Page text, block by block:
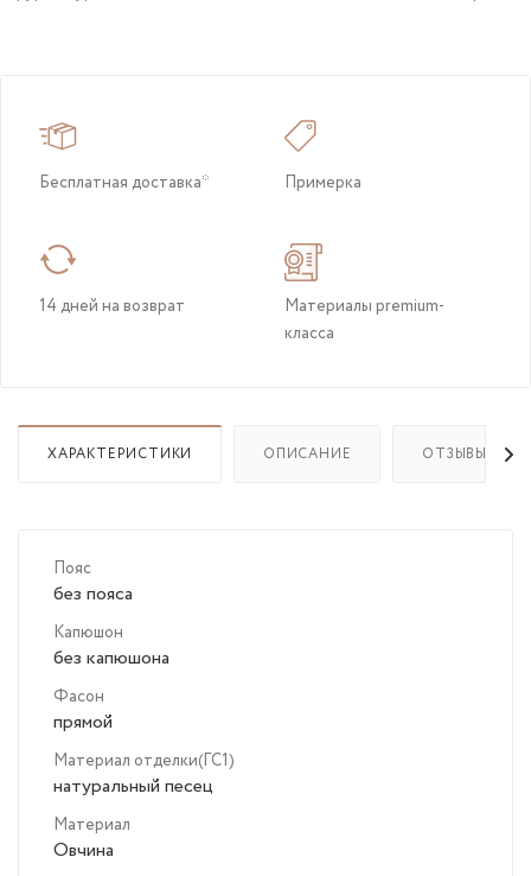
Бесплатная доставка* Примерка
14 дней на возврат
Материалы premium-
класса
ХАРАКТЕРИСТИКИ ОПИСАНИЕ ОТЗЫВЫ
Пояс
без пояса
Капюшон
без капюшона
Фасон
прямой
Материал отделки(ГС1)
натуральный песец
Материал
Овчина